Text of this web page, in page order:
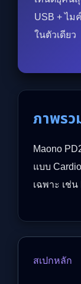
USB + ไม
ในตัวเดียว
ภาพร
Maono
แบบ
เฉพาะ เช่
สเปกหลัก